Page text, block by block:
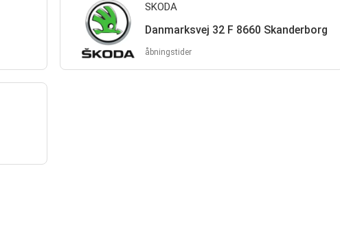
SKODA
Danmarksvej 32 F 8660 Skanderborg
åbningstider